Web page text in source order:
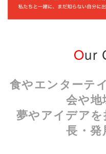
Our
食やエンターテ
会や地
夢やアイデア
長・発